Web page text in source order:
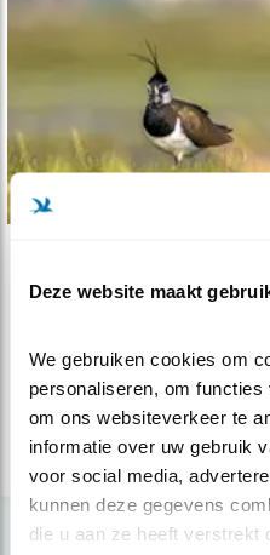
Deze website maakt
We gebruiken cookies om
personaliseren, om
om ons websiteverkeer te
informatie over uw gebruik
voor social media,
kunnen deze gegevens
die u aan ze heeft verstrekt
2016 is het Jaar van
28.12.15Het gaat niet goed
weidevogels, de kievit.
lees meer